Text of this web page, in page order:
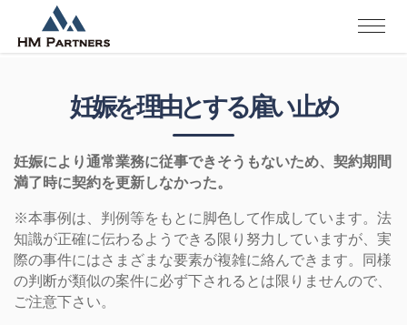
妊娠を理由とする雇い止め
妊娠により通常業務に従事できそうもないため、契約期間
満了時に契約を更新しなかった。
※本事例は、判例等をもとに脚色して作成しています。法
知識が正確に伝わるようできる限り努力していますが、実
際の事件にはさまざまな要素が複雑に絡んできます。同様
の判断が類似の案件に必ず下されるとは限りませんので、
ご注意下さい。